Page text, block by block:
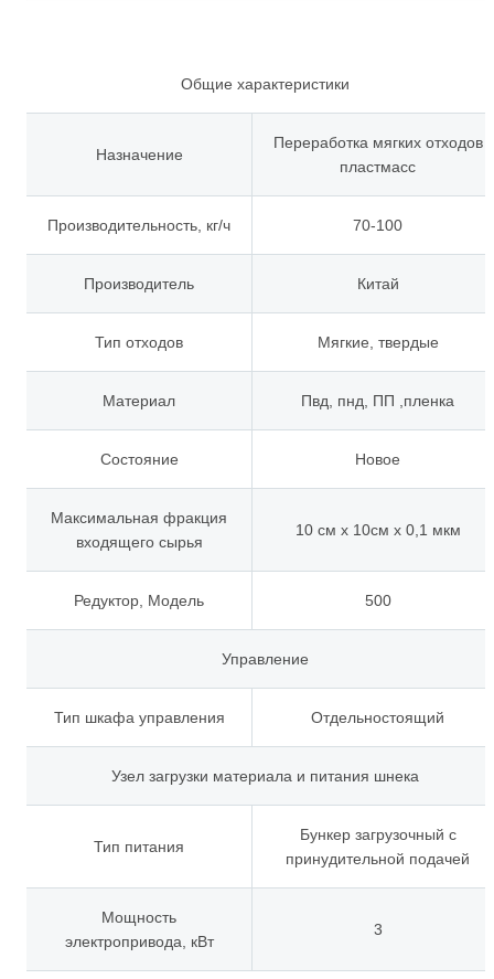
Общие характеристики
Назначение
Переработка мягких отходов
пластмасс
Производительность, кг/ч 70-100
Производитель Китай
Тип отходов Мягкие, твердые
Материал Пвд, пнд, ПП ,пленка
Состояние Новое
Максимальная фракция
входящего сырья
10 см х 10см х 0,1 мкм
Редуктор, Модель 500
Управление
Тип шкафа управления Отдельностоящий
Узел загрузки материала и питания шнека
Тип питания
Бункер загрузочный с
принудительной подачей
Мощность
электропривода, кВт
3